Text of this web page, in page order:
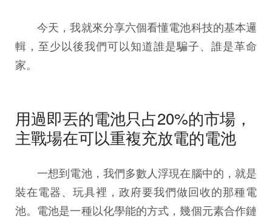
今天，我就來分享六個看懂電池科技的基本邏
輯，至少以後我們可以知道誰是騙子、誰是革命
家。
用過即丟的電池只占20%的市場，
主戰場在可以重複充放電的電池
一想到電池，我們多數人浮現在腦中的，就是
裝在電器、玩具裡，政府要我們做回收的那種電
池。電池是一種以化學能的方式，幾個元素合作鏈